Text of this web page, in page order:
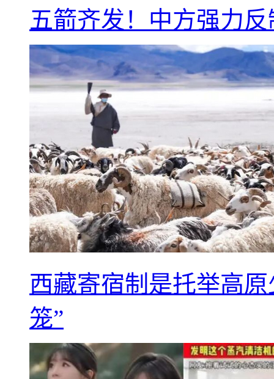
五箭齐发！中方强力
西藏寄宿制是托举高
笼”